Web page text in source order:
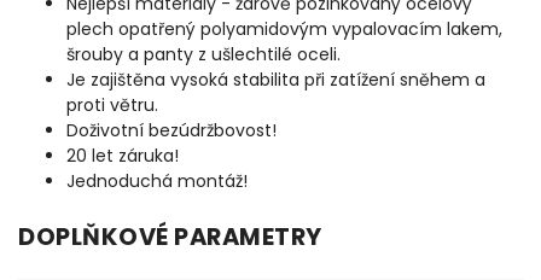
plech opatřený polyamidovým vypalovacím lakem,
šrouby a panty z ušlechtilé oceli.
Je zajištěna vysoká stabilita při zatížení sněhem a
proti větru.
Doživotní bezúdržbovost!
20 let záruka!
Jednoduchá montáž!
DOPLŇKOVÉ PARAMETRY